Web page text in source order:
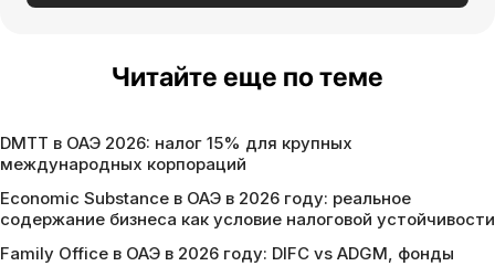
Читайте еще по теме
DMTT в ОАЭ 2026: налог 15% для крупных
международных корпораций
Economic Substance в ОАЭ в 2026 году: реальное
содержание бизнеса как условие налоговой устойчивости
Family Office в ОАЭ в 2026 году: DIFC vs ADGM, фонды